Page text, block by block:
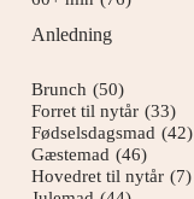
Anledning
Brunch (50)
Forret til nytår (33)
Fødselsdagsmad (42)
Gæstemad (46)
Hovedret til nytår (7)